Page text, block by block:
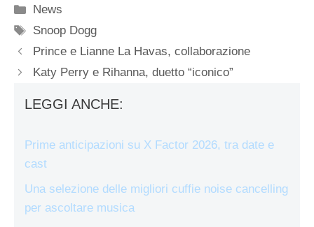
Categorie
News
Tag
Snoop Dogg
Prince e Lianne La Havas, collaborazione
Katy Perry e Rihanna, duetto “iconico”
LEGGI ANCHE:
Prime anticipazioni su X Factor 2026, tra date e
cast
Una selezione delle migliori cuffie noise cancelling
per ascoltare musica